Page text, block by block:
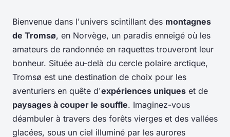
Bienvenue dans l'univers scintillant des montagnes
de Tromsø, en Norvège, un paradis enneigé où les
amateurs de randonnée en raquettes trouveront leur
bonheur. Située au-delà du cercle polaire arctique,
Tromsø est une destination de choix pour les
aventuriers en quête d'expériences uniques et de
paysages à couper le souffle. Imaginez-vous
déambuler à travers des forêts vierges et des vallées
glacées, sous un ciel illuminé par les aurores